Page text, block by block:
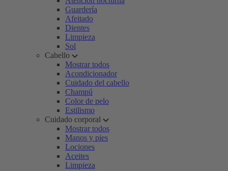
Guardería
Afeitado
Dientes
Limpieza
Sol
Cabello
Mostrar todos
Acondicionador
Cuidado del cabello
Champú
Color de pelo
Estilismo
Cuidado corporal
Mostrar todos
Manos y pies
Lociones
Aceites
Limpieza